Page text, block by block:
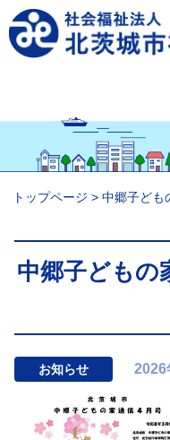
トップページ > 中郷子ども
中郷子どもの
お知らせ 2026